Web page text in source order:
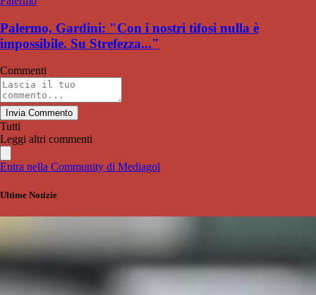
Palermo, Gardini: "Con i nostri tifosi nulla è
impossibile. Su Strefezza..."
Commenti
Invia Commento
Tutti
Leggi altri commenti
Entra nella Community di Mediagol
Ultime Notizie